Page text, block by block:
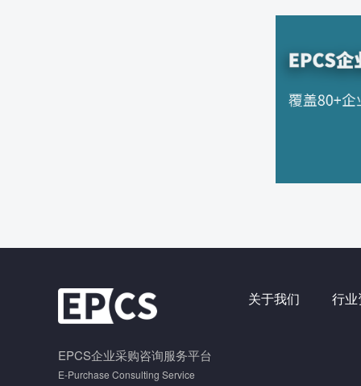
EPCS企业采购咨询服务平台
E-Purchase Consulting Service
关于我们 行